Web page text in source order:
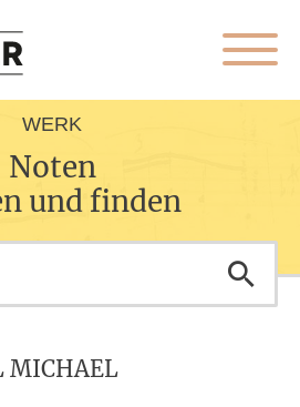
WERK
Noten
und finden
MICHAEL